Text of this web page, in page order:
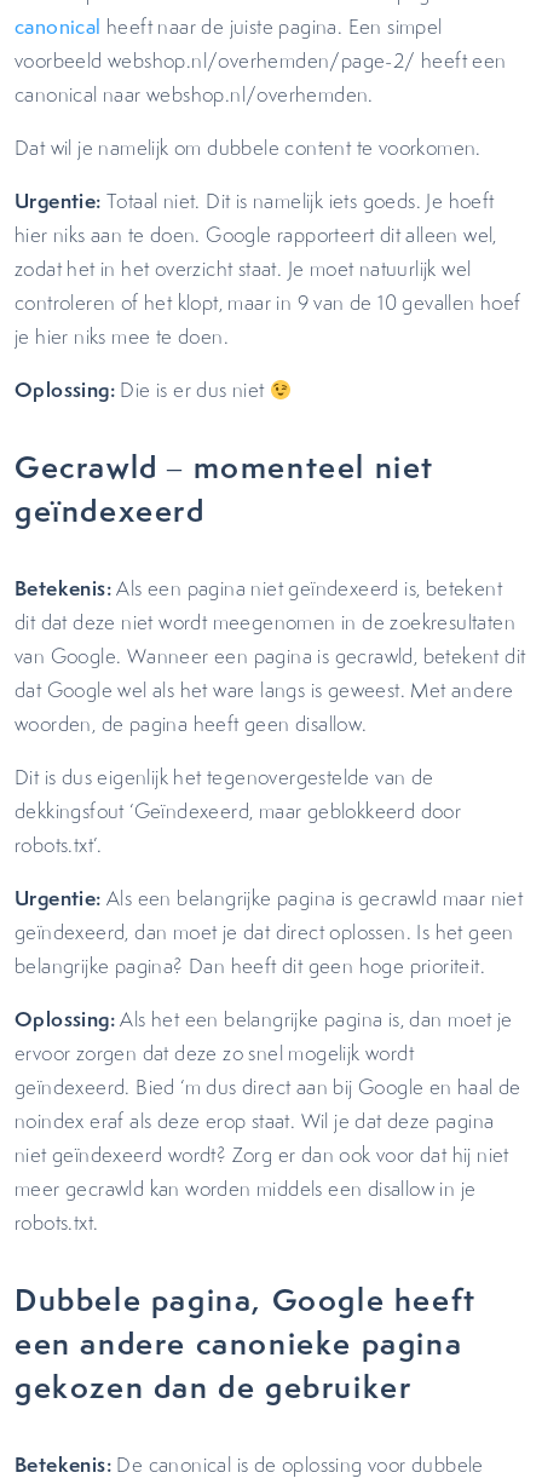
canonical heeft naar de juiste pagina. Een simpel
voorbeeld webshop.nl/overhemden/page-2/ heeft een
canonical naar webshop.nl/overhemden.
Dat wil je namelijk om dubbele content te voorkomen.
Urgentie: Totaal niet. Dit is namelijk iets goeds. Je hoeft
hier niks aan te doen. Google rapporteert dit alleen wel,
zodat het in het overzicht staat. Je moet natuurlijk wel
controleren of het klopt, maar in 9 van de 10 gevallen hoef
je hier niks mee te doen.
Oplossing: Die is er dus niet
Gecrawld – momenteel niet
geïndexeerd
Betekenis:Als een pagina niet geïndexeerd is, betekent
dit dat deze niet wordt meegenomen in de zoekresultaten
van Google. Wanneer een pagina is gecrawld, betekent dit
dat Google wel als het ware langs is geweest. Met andere
woorden, de pagina heeft geen disallow.
Dit is dus eigenlijk het tegenovergestelde van de
dekkingsfout ‘Geïndexeerd, maar geblokkeerd door
robots.txt’.
Urgentie: Als een belangrijke pagina is gecrawld maar niet
geïndexeerd, dan moet je dat direct oplossen. Is het geen
belangrijke pagina? Dan heeft dit geen hoge prioriteit.
Oplossing:Als het een belangrijke pagina is, dan moet je
ervoor zorgen dat deze zo snel mogelijk wordt
geïndexeerd. Bied ‘m dus direct aan bij Google en haal de
noindex eraf als deze erop staat. Wil je dat deze pagina
niet geïndexeerd wordt? Zorg er dan ook voor dat hij niet
meer gecrawld kan worden middels een disallow in je
robots.txt.
Dubbele pagina, Google heeft
een andere canonieke pagina
gekozen dan de gebruiker
Betekenis: De canonical is de oplossing voor dubbele